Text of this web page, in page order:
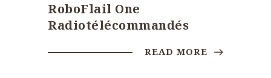
RoboFlail One
Radiotélécommandés
READ MORE